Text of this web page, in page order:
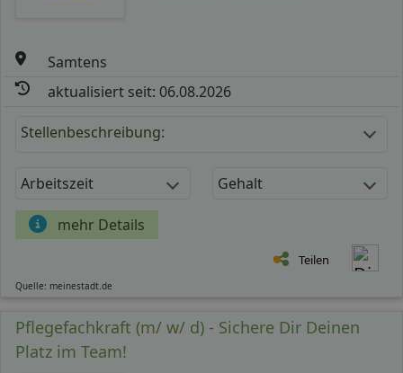
Samtens
aktualisiert seit: 06.08.2026
Stellenbeschreibung:
Arbeitszeit Gehalt
mehr Details
Teilen
Quelle: meinestadt.de
Pflegefachkraft (m/ w/ d) - Sichere Dir Deinen
Platz im Team!